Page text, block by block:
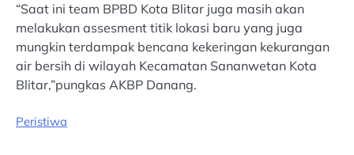
“Saat ini team BPBD Kota Blitar juga masih akan
melakukan assesment titik lokasi baru yang juga
mungkin terdampak bencana kekeringan kekurangan
air bersih di wilayah Kecamatan Sananwetan Kota
Blitar,”pungkas AKBP Danang.
Peristiwa